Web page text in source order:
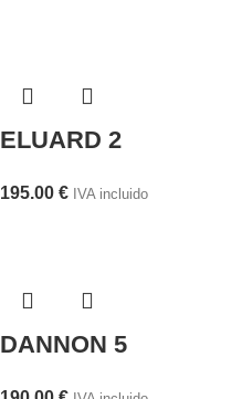
ELUARD 2
195.00 € IVA incluido
DANNON 5